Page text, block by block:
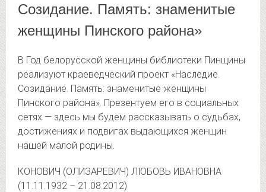
Созидание. Память: знаменитые
женщины Пинского района»
В Год белорусской женщины библиотеки Пинщины
реализуют краеведческий проект «Наследие.
Созидание. Память: знаменитые женщины
Пинского района». Презентуем его в социальных
сетях — здесь мы будем рассказывать о судьбах,
достижениях и подвигах выдающихся женщин
нашей малой родины.
КОНОВИЧ (ОЛИЗАРЕВИЧ) ЛЮБОВЬ ИВАНОВНА
(11.11.1932 – 21.08.2012)